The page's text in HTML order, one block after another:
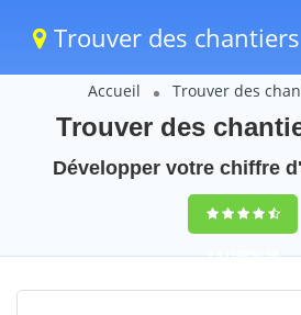
Trouver des chantiers
Accueil Trouver des
Trouver des
Développer votre chiffre
9,5(100%)38
votes